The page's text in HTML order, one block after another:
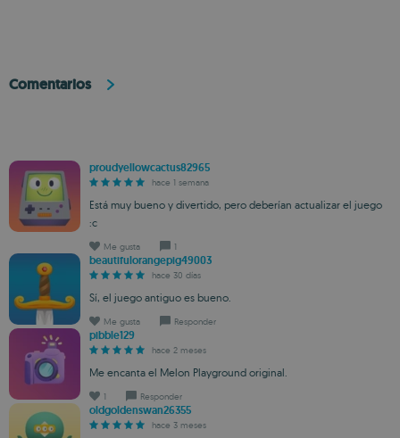
Comentarios
proudyellowcactus82965
hace 1 semana
Está muy bueno y divertido, pero deberían actualizar el juego
:c
Me gusta 1
beautifulorangepig49003
hace 30 días
Sí, el juego antiguo es bueno.
Me gusta Responder
pibble129
hace 2 meses
Me encanta el Melon Playground original.
1 Responder
oldgoldenswan26355
hace 3 meses